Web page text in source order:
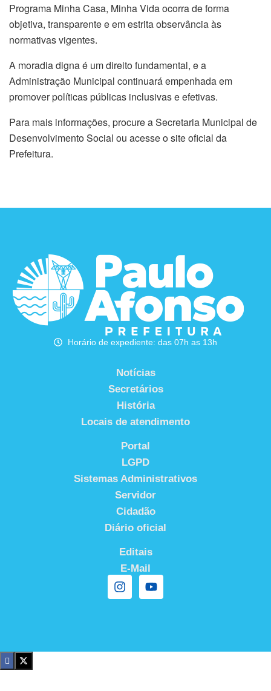
Programa Minha Casa, Minha Vida ocorra de forma
objetiva, transparente e em estrita observância às
normativas vigentes.
A moradia digna é um direito fundamental, e a
Administração Municipal continuará empenhada em
promover políticas públicas inclusivas e efetivas.
Para mais informações, procure a Secretaria Municipal de
Desenvolvimento Social ou acesse o site oficial da
Prefeitura.
Horário de expediente: das 07h as 13h
Notícias
Secretários
História
Locais de atendimento
Portal
LGPD
Sistemas Administrativos
Servidor
Cidadão
Diário oficial
Editais
E-Mail